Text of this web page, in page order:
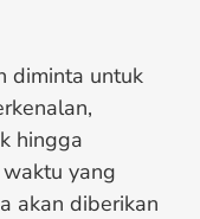
diminta untuk
hingga
yang
akan diberikan